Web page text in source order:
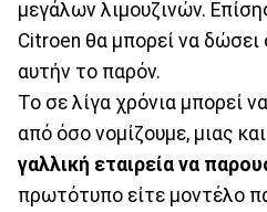
μεγάλων λιμουζινών.
Citroen θα μπορεί να δώσει
αυτήν το παρόν.
Το σε λίγα χρόνια μπορεί
από όσο νομίζουμε, μιας και
γαλλική εταιρεία να
πρωτότυπο είτε μοντέλο